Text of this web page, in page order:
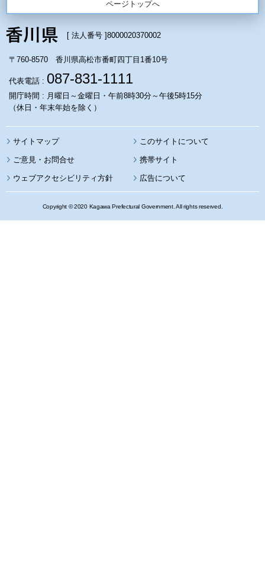
ページトップへ
[ 法人番号 ]8000020370002
〒760-8570 香川県高松市番町四丁目1番10号
代表電話 : 087-831-1111
開庁時間 : 月曜日～金曜日・午前8時30分～午後5時15分
（休日・年末年始を除く）
サイトマップ このサイトについて
携帯サイト
ウェブアクセシビリティ方針 広告について
Copyright © 2020 Kagawa Prefectural Government. All rights reserved.